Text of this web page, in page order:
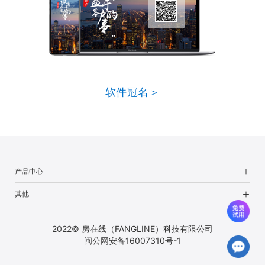
软件冠名＞
产品中心
其他
2022© 房在线（FANGLINE）科技有限公司
闽公网安备16007310号-1